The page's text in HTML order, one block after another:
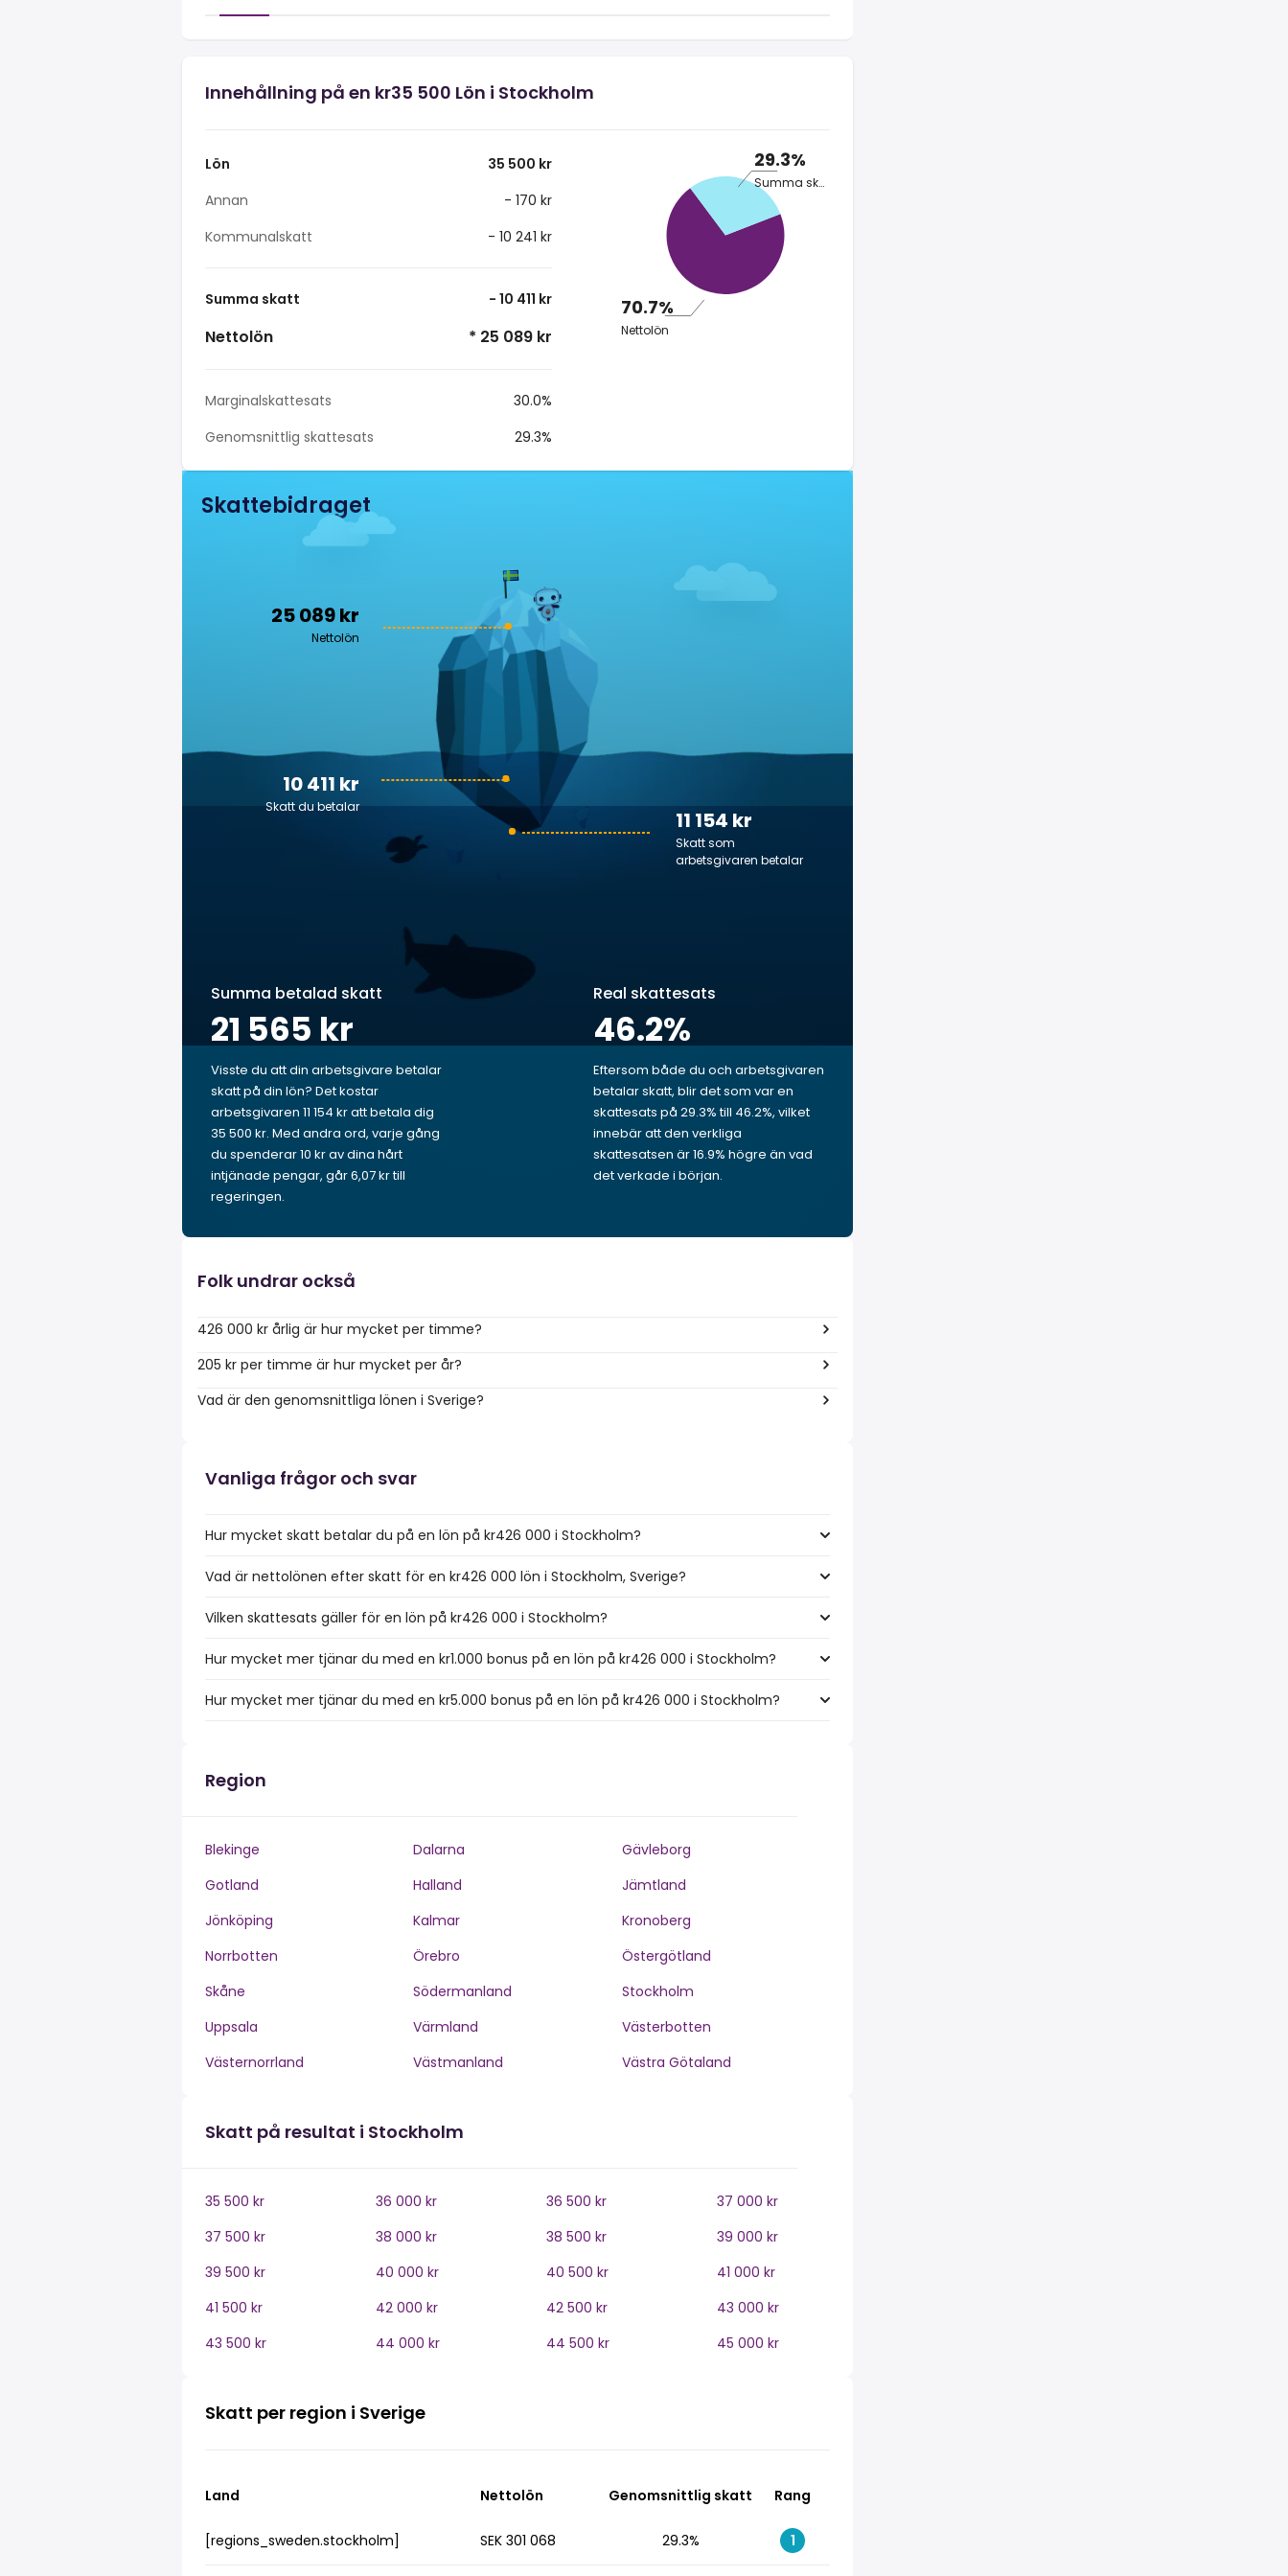
Innehållning på en kr35 500 Lön i Stockholm
Lön
35 500 kr
Annan
- 170 kr
Kommunalskatt
- 10 241 kr
Summa skatt - 10 411 kr
Nettolön * 25 089 kr
Marginalskattesats
30.0%
Genomsnittlig skattesats
29.3%
29.3%
Summa skatt
70.7%
Nettolön
Skattebidraget
25 089 kr
Nettolön
11 154 kr
Skatt som
arbetsgivaren betalar
10 411 kr
Skatt du betalar
Summa betalad skatt
21 565 kr
Visste du att din arbetsgivare betalar
skatt på din lön? Det kostar
arbetsgivaren 11 154 kr att betala dig
35 500 kr. Med andra ord, varje gång
du spenderar 10 kr av dina hårt
intjänade pengar, går 6,07 kr till
regeringen.
Real skattesats
46.2%
Eftersom både du och arbetsgivaren
betalar skatt, blir det som var en
skattesats på 29.3% till 46.2%, vilket
innebär att den verkliga
skattesatsen är 16.9% högre än vad
det verkade i början.
Folk undrar också
426 000 kr årlig är hur mycket per timme?
205 kr per timme är hur mycket per år?
Vad är den genomsnittliga lönen i Sverige?
Vanliga frågor och svar
Hur mycket skatt betalar du på en lön på kr426 000 i Stockholm?
Vad är nettolönen efter skatt för en kr426 000 lön i Stockholm, Sverige?
Vilken skattesats gäller för en lön på kr426 000 i Stockholm?
Hur mycket mer tjänar du med en kr1.000 bonus på en lön på kr426 000 i Stockholm?
Hur mycket mer tjänar du med en kr5.000 bonus på en lön på kr426 000 i Stockholm?
Region
Blekinge Dalarna
Gävleborg
Gotland
Halland
Jämtland
Jönköping
Kalmar
Kronoberg
Norrbotten
Örebro
Östergötland
Skåne
Södermanland
Stockholm
Uppsala
Värmland
Västerbotten
Västernorrland
Västmanland Västra Götaland
Skatt på resultat i Stockholm
35 500 kr 36 000 kr 36 500 kr
37 000 kr
37 500 kr
38 000 kr 38 500 kr
39 000 kr
39 500 kr
40 000 kr 40 500 kr
41 000 kr
41 500 kr
42 000 kr 42 500 kr
43 000 kr
43 500 kr
44 000 kr 44 500 kr 45 000 kr
Skatt per region i Sverige
Land Nettolön Genomsnittlig skatt Rang
[regions_sweden.stockholm] SEK 301 068 29.3% 1